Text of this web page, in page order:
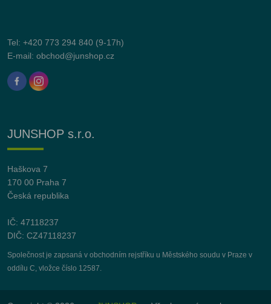
Tel: +420 773 294 840 (9-17h)
E-mail: obchod@junshop.cz
JUNSHOP s.r.o.
Haškova 7
170 00 Praha 7
Česká republika
IČ: 47118237
DIČ: CZ47118237
Společnost je zapsaná v obchodním rejstříku u Městského soudu v Praze v
oddílu C, vložce číslo 12587.